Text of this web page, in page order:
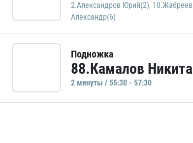
2.Александров Юрий(2), 10.Жабреев
Александр(6)
Подножка
88.Камалов Никита
2 минуты / 55:30 - 57:30